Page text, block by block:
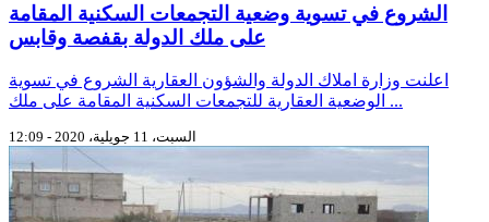
الشروع في تسوية وضعية التجمعات السكنية المقامة
على ملك الدولة بقفصة وقابس
اعلنت وزارة املاك الدولة والشؤون العقارية الشروع في تسوية
الوضعية العقارية للتجمعات السكنية المقامة على ملك ...
السبت، 11 جويلية، 2020 - 12:09